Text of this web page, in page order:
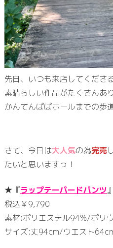
先日、いつも来店してくださ
素晴らしい作品がたくさんあ
かんてんぱぱホールまでの歩
さて、今日は大人気の為完売
たいと思いますっ！
★『ラップテーパードパンツ』
税込￥9,790
素材:ポリエステル94%/ポリ
サイズ:丈94cm/ウエスト